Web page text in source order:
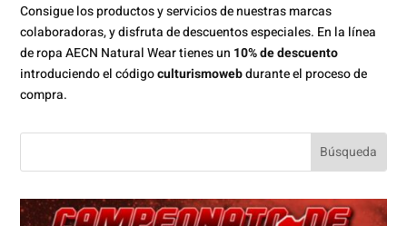
Consigue los productos y servicios de nuestras marcas
colaboradoras, y disfruta de descuentos especiales. En la línea
de ropa AECN Natural Wear tienes un 10% de descuento
introduciendo el códigoculturismowebdurante el proceso de
compra.